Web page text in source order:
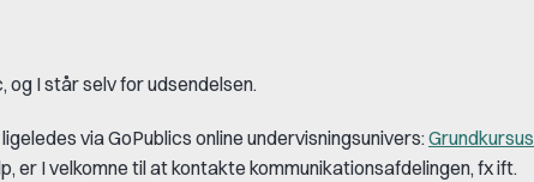
, og I står selv for udsendelsen.
viaGoPublics online undervisningsunivers:Grundkursus
er I velkomne til at kontakte kommunikationsafdelingen, fx ift.